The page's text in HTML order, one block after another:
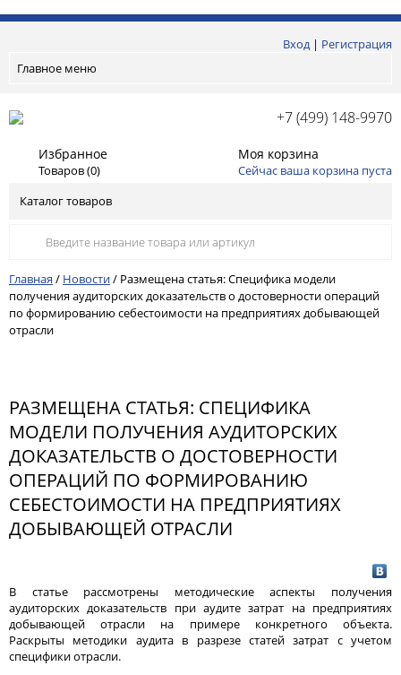
Вход| Регистрация
Главное меню
+7 (499) 148-9970
Избранное
Товаров (0)
Моя корзина
Сейчас ваша корзина пуста
Каталог товаров
Главная / Новости/ Размещена статья: Специфика модели
получения аудиторских доказательств о достоверности операций
по формированию себестоимости на предприятиях добывающей
отрасли
РАЗМЕЩЕНА СТАТЬЯ: СПЕЦИФИКА
МОДЕЛИ ПОЛУЧЕНИЯ АУДИТОРСКИХ
ДОКАЗАТЕЛЬСТВ О ДОСТОВЕРНОСТИ
ОПЕРАЦИЙ ПО ФОРМИРОВАНИЮ
СЕБЕСТОИМОСТИ НА ПРЕДПРИЯТИЯХ
ДОБЫВАЮЩЕЙ ОТРАСЛИ
В статье рассмотрены методические аспекты получения
аудиторских доказательств при аудите затрат на предприятиях
добывающей отрасли на примере конкретного объекта.
Раскрыты методики аудита в разрезе статей затрат с учетом
специфики отрасли.